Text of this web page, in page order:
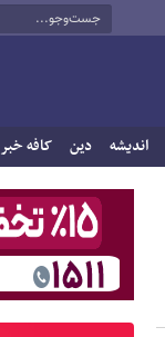
اندیشه دین کافه خبر